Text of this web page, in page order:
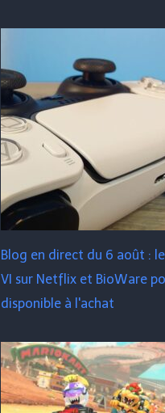
Blog en direct du 6 août : le
VI sur Netflix et BioWare
disponible à l'achat